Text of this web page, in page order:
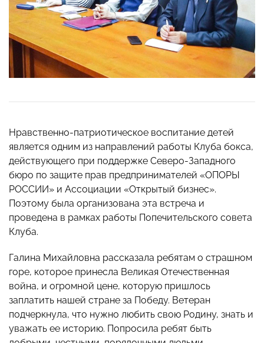
Нравственно-патриотическое воспитание детей
является одним из направлений работы Клуба бокса,
действующего при поддержке Северо-Западного
бюро по защите прав предпринимателей «ОПОРЫ
РОССИИ» и Ассоциации «Открытый бизнес».
Поэтому была организована эта встреча и
проведена в рамках работы Попечительского совета
Клуба.
Галина Михайловна рассказала ребятам о страшном
горе, которое принесла Великая Отечественная
война, и огромной цене, которую пришлось
заплатить нашей стране за Победу. Ветеран
подчеркнула, что нужно любить свою Родину, знать и
уважать ее историю. Попросила ребят быть